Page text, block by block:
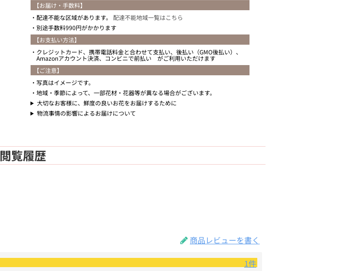
【お届け・手数料】
配達不能な区域があります。 配達不能地域一覧はこちら
別途手数料990円がかかります
【お支払い方法】
クレジットカード、携帯電話料金と合わせて支払い、後払い（GMO後払い）、
Amazonアカウント決済、コンビニで前払い がご利用いただけます
【ご注意】
写真はイメージです。
地域・季節によって、一部花材・花器等が異なる場合がございます。
大切なお客様に、鮮度の良いお花をお届けするために
物流事情の影響によるお届けについて
閲覧履歴
商品レビューを書く
1件